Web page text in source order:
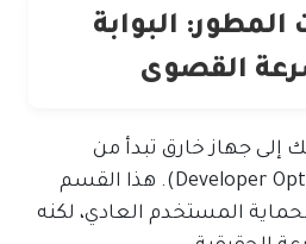
البوابة
القصوى
إلى جهاز خارق تبدأ من
“خيارات المطور” (Developer Options). هذا القسم
المستخدم العادي، لكنه